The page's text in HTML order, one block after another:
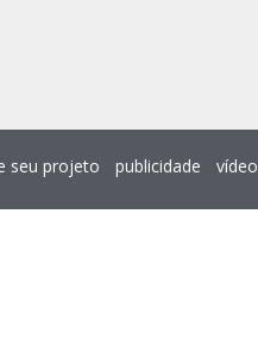
seu projeto publicidade vídeo